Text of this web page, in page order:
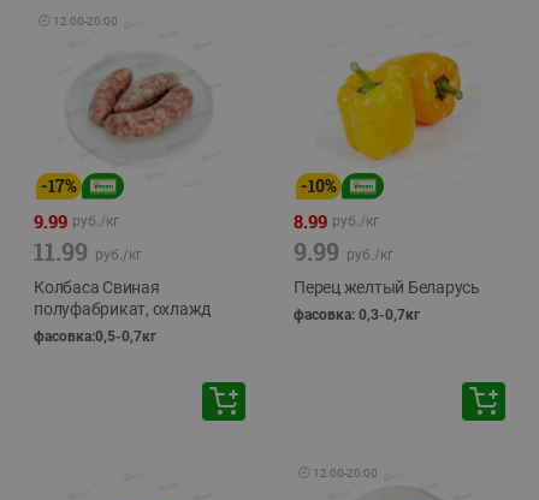
🕘 12:00-20:00
-17%
9.99 руб./кг
11.99 руб./кг
Колбаса Свиная
полуфабрикат, охлажд
фасовка:0,5-0,7кг
-10%
8.99 руб./кг
9.99 руб./кг
Перец желтый Беларусь
фасовка: 0,3-0,7кг
🕘 12:00-20:00